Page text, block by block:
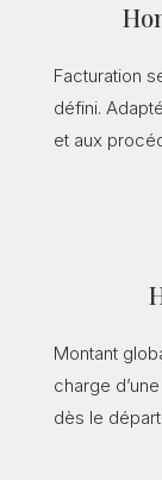
Facturation
défini.
et aux
Montant
charge
dès le